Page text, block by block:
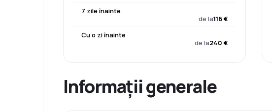
7 zile înainte
de la116 €
Cu o zi înainte
de la240 €
Informații generale